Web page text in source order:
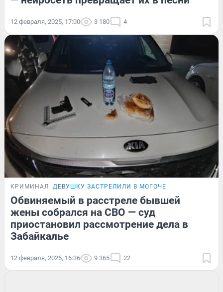
12 февраля, 2025, 17:00 3 180 4
КРИМИНАЛ ДЕВУШКУ ЗАСТРЕЛИЛИ В МОГОЧЕ
Обвиняемый в расстреле бывшей
жены собрался на СВО — суд
приостановил рассмотрение дела в
Забайкалье
12 февраля, 2025, 16:36 9 365 22